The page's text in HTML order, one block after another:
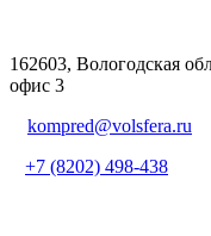
162603, Вологодская
офис 3
kompred@volsfera.ru
+7 (8202) 498-438